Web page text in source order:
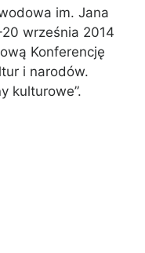
im. Jana
września 2014
Konferencję
i narodów.
kulturowe”.